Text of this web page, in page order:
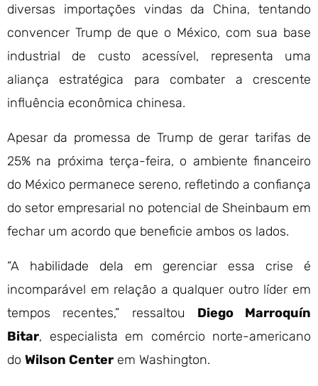
diversas importações vindas da China, tentando
convencer Trump de que o México, com sua base
industrial de custo acessível, representa uma
aliança estratégica para combater a crescente
influência econômica chinesa.
Apesar da promessa de Trump de gerar tarifas de
25% na próxima terça-feira, o ambiente financeiro
do México permanece sereno, refletindo a confiança
do setor empresarial no potencial de Sheinbaum em
fechar um acordo que beneficie ambos os lados.
“A habilidade dela em gerenciar essa crise é
incomparável em relação a qualquer outro líder em
tempos recentes,” ressaltou Diego Marroquín
Bitar, especialista em comércio norte-americano
do Wilson Center em Washington.